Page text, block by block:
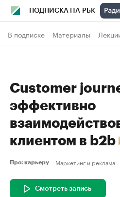
ПОДПИСКА НА РБК
В подписке Материалы
Сustomer
эффективно
клиентом в b2b
Про: карьеру Маркетинг и реклама
Смотреть запись